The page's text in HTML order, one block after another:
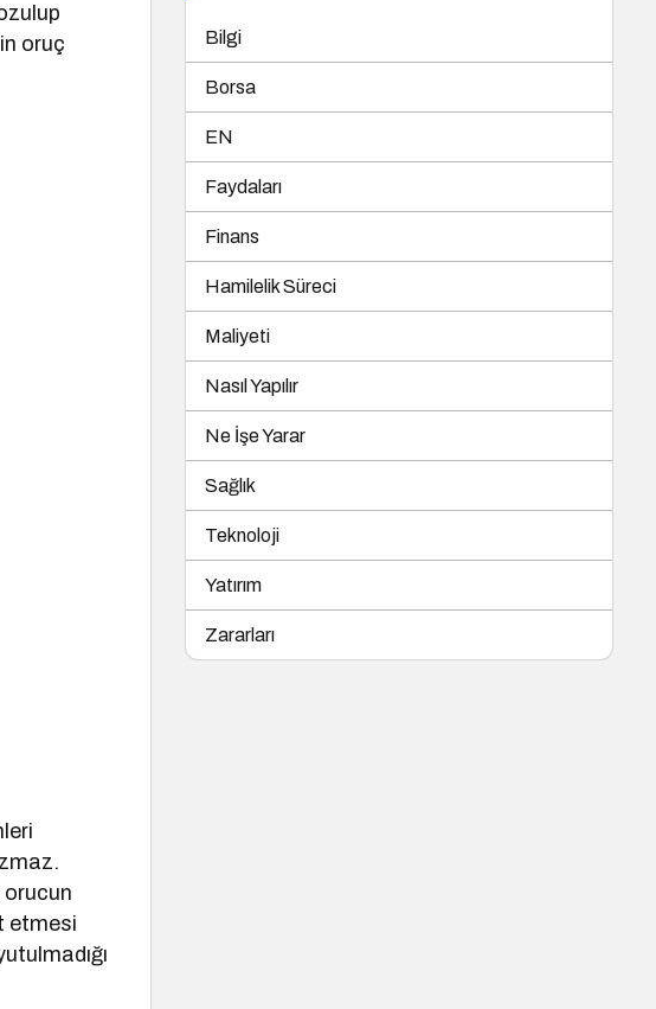
oruç
orucun
etmesi
Bilgi
Borsa
EN
Faydaları
Finans
Hamilelik Süreci
Maliyeti
Nasıl Yapılır
Ne İşe Yarar
Sağlık
Teknoloji
Yatırım
Zararları